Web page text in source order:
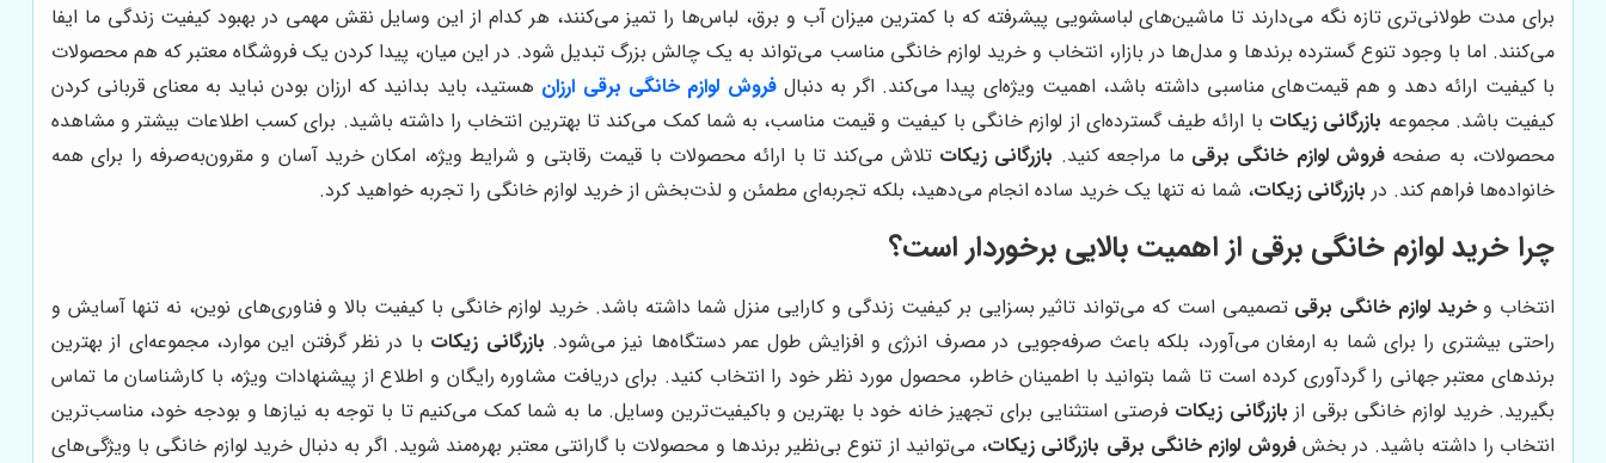
برای مدت طولانی‌تری تازه نگه می‌دارند تا ماشین‌های لباسشویی پیشرفته که با کمترین میزان آب و برق، لباس‌ها را تمیز می‌کنند، هر کدام از این وسایل نقش مهمی در بهبود کیفیت زندگی ما ایفا
می‌کنند. اما با وجود تنوع گسترده برندها و مدل‌ها در بازار، انتخاب و خرید لوازم خانگی مناسب می‌تواند به یک چالش بزرگ تبدیل شود. در این میان، پیدا کردن یک فروشگاه معتبر که هم محصولات
با کیفیت ارائه دهد و هم قیمت‌های مناسبی داشته باشد، اهمیت ویژه‌ای پیدا می‌کند. اگر به دنبالفروش لوازم خانگی برقی ارزان هستید، باید بدانید که ارزان بودن نباید به معنای قربانی کردن
کیفیت باشد. مجموعه بازرگانی زیکات با ارائه طیف گسترده‌ای از لوازم خانگی با کیفیت و قیمت مناسب، به شما کمک می‌کند تا بهترین انتخاب را داشته باشید. برای کسب اطلاعات بیشتر و مشاهده
محصولات، به صفحه فروش لوازم خانگی برقی ما مراجعه کنید. بازرگانی زیکات تلاش می‌کند تا با ارائه محصولات با قیمت رقابتی و شرایط ویژه، امکان خرید آسان و مقرون‌به‌صرفه را برای همه
خانواده‌ها فراهم کند. در بازرگانی زیکات، شما نه تنها یک خرید ساده انجام می‌دهید، بلکه تجربه‌ای مطمئن و لذت‌بخش از خرید لوازم خانگی را تجربه خواهید کرد.
چرا خرید لوازم خانگی برقی از اهمیت بالایی برخوردار است؟
انتخاب وخرید لوازم خانگی برقی تصمیمی است که می‌تواند تاثیر بسزایی بر کیفیت زندگی و کارایی منزل شما داشته باشد. خرید لوازم خانگی با کیفیت بالا و فناوری‌های نوین، نه تنها آسایش و
راحتی بیشتری را برای شما به ارمغان می‌آورد، بلکه باعث صرفه‌جویی در مصرف انرژی و افزایش طول عمر دستگاه‌ها نیز می‌شود. بازرگانی زیکات با در نظر گرفتن این موارد، مجموعه‌ای از بهترین
برندهای معتبر جهانی را گردآوری کرده است تا شما بتوانید با اطمینان خاطر، محصول مورد نظر خود را انتخاب کنید. برای دریافت مشاوره رایگان و اطلاع از پیشنهادات ویژه، با کارشناسان ما تماس
بگیرید. خرید لوازم خانگی برقی از بازرگانی زیکات فرصتی استثنایی برای تجهیز خانه خود با بهترین و باکیفیت‌ترین وسایل. ما به شما کمک می‌کنیم تا با توجه به نیازها و بودجه خود، مناسب‌ترین
انتخاب را داشته باشید. در بخشفروش لوازم خانگی برقی بازرگانی زیکات، می‌توانید از تنوع بی‌نظیر برندها و محصولات با گارانتی معتبر بهره‌مند شوید. اگر به دنبال خرید لوازم خانگی با ویژگی‌های